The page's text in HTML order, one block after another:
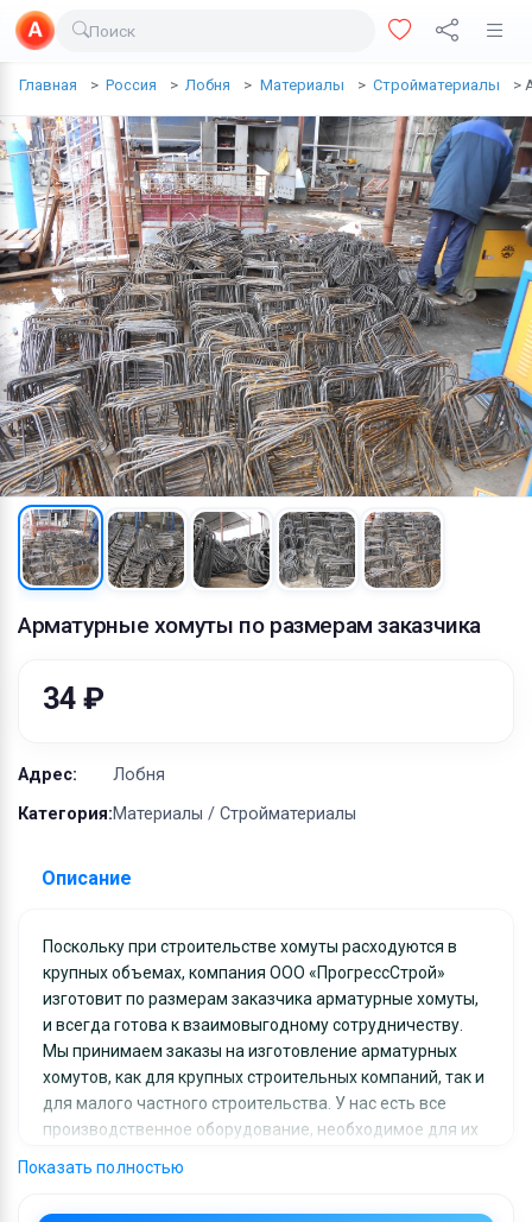
Поиск
Главная Россия Лобня Материалы Стройматериалы
Арматурные хомуты по размерам заказчика
34 ₽
Адрес:
Лобня
Категория:Материалы / Стройматериалы
Описание
Поскольку при строительстве хомуты расходуются в
крупных объемах, компания ООО «ПрогрессСтрой»
изготовит по размерам заказчика арматурные хомуты,
и всегда готова к взаимовыгодному сотрудничеству.
Мы принимаем заказы на изготовление арматурных
хомутов, как для крупных строительных компаний, так и
для малого частного строительства. У нас есть все
производственное оборудование, необходимое для их
Показать полностью
Доставка еды
Транспорт
Недвижимость
Услуги
Личные вещи
Одежда и обувь
Электроника
Все для дома
Хобби и отдых
Животные
Оборудование
Материалы